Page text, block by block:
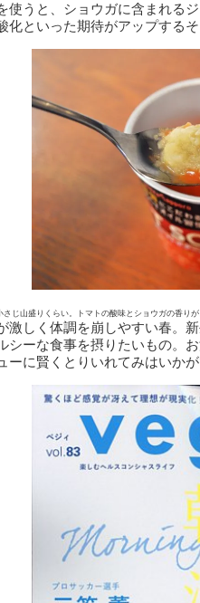
使うと、ショウガに含まれる
化といった期待がアップするそ
じ山盛りくらい。トマトの酸味とショウガの香り
激しく体調を崩しやすい春。
シーな食事を摂りたいもの。
ーに賢くとりいれてみはいかが